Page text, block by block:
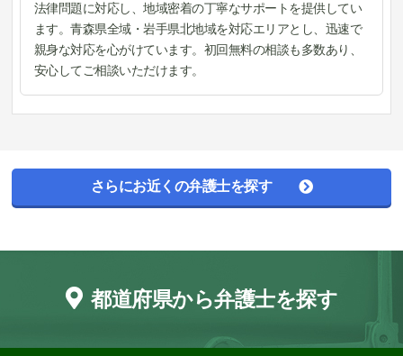
法律問題に対応し、地域密着の丁寧なサポートを提供してい
ます。青森県全域・岩手県北地域を対応エリアとし、迅速で
親身な対応を心がけています。初回無料の相談も多数あり、
安心してご相談いただけます。
さらにお近くの弁護士を探す
都道府県から弁護士を探す